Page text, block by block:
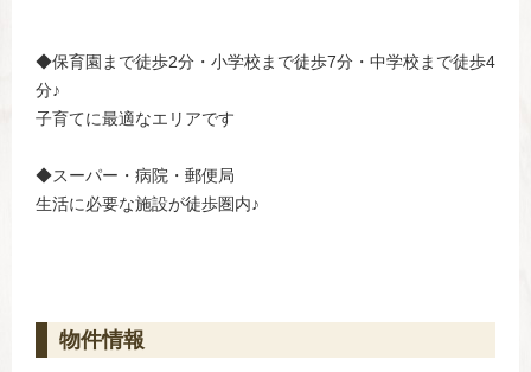
◆保育園まで徒歩2分・小学校まで徒歩7分・中学校まで徒歩4
分♪
子育てに最適なエリアです
◆スーパー・病院・郵便局
生活に必要な施設が徒歩圏内♪
物件情報